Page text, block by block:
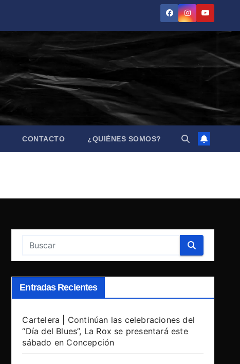
CONTACTO ¿QUIÉNES SOMOS?
Entradas Recientes
Cartelera | Continúan las celebraciones del
“Día del Blues”, La Rox se presentará este
sábado en Concepción